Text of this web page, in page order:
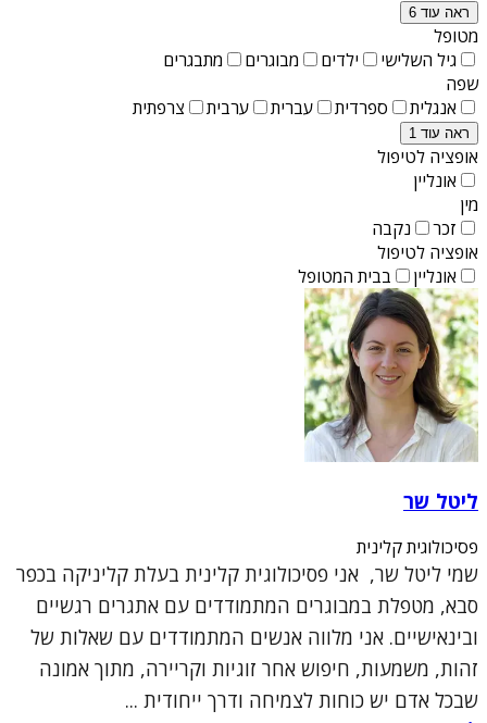
ראה עוד 6
מטופל
גיל השלישי
ילדים מבוגרים
מתבגרים
שפה
אנגלית
ספרדית עברית ערבית צרפתית
ראה עוד 1
אופציה לטיפול
אונליין
מין
זכר
נקבה
אופציה לטיפול
אונליין
בבית המטופל
ליטל שר
פסיכולוגית קלינית
שמי ליטל שר, אני פסיכולוגית קלינית בעלת קליניקה בכפר
סבא, מטפלת במבוגרים המתמודדים עם אתגרים רגשיים
ובינאישיים. אני מלווה אנשים המתמודדים עם שאלות של
זהות, משמעות, חיפוש אחר זוגיות וקריירה, מתוך אמונה
שבכל אדם יש כוחות לצמיחה ודרך ייחודית ...